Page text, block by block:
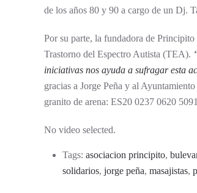
de los años 80 y 90 a cargo de un Dj.
Por su parte, la fundadora de
Trastorno del Espectro Autista (TEA).
iniciativas nos ayuda a sufragar esta
gracias a Jorge Peña y al
granito de arena: ES20 0237 0620
No video selected.
Tags: asociacion principito,
solidarios, jorge peña, masajistas,